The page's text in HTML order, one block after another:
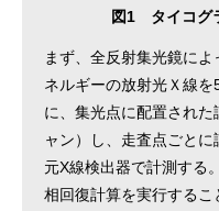
図1 タイコグ
まず、全反射集光鏡によ
ネルギーの放射光Ｘ線
に、集光点に配置され
ャン）し、走査点ごと
元X線検出器で計測する
相回復計算を実行する